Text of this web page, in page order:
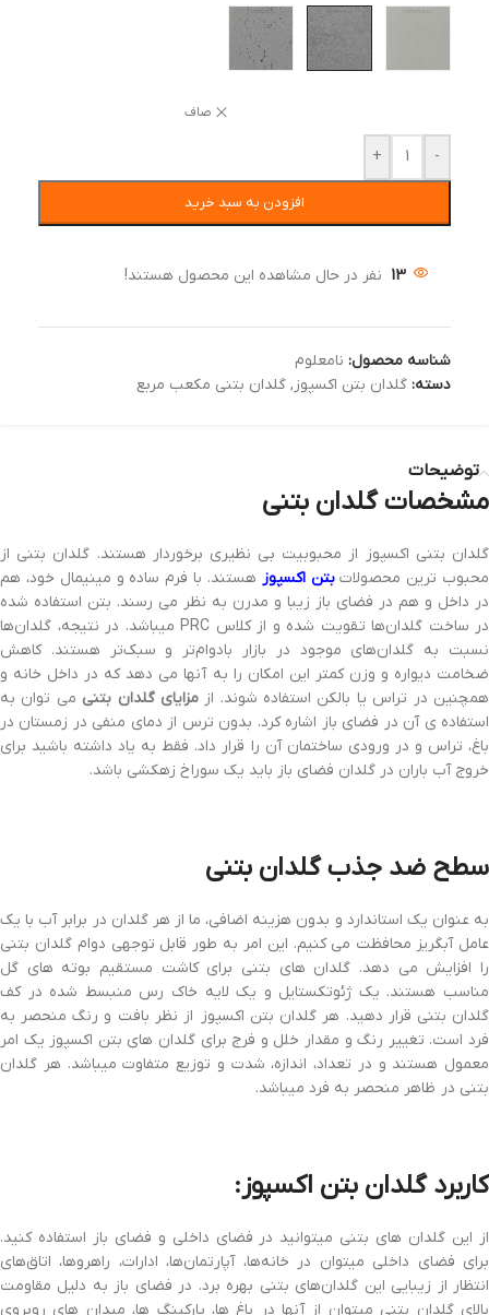
صاف
-
+
افزودن به سبد خرید
13 نفر در حال مشاهده این محصول هستند!
شناسه محصول: نامعلوم
دسته: گلدان بتن اکسپوز, گلدان بتنی مکعب مربع
توضیحات
مشخصات گلدان بتنی
گلدان بتنی اکسپوز از محبوبیت بی نظیری برخوردار هستند. گلدان بتنی از
محبوب ترین محصولاتبتن اکسپوز هستند. با فرم ساده و مینیمال خود، هم
در داخل و هم در فضای باز زیبا و مدرن به نظر می رسند. بتن استفاده شده
در ساخت گلدان‌ها تقویت شده و از کلاس PRC میباشد. در نتیجه، گلدان‌ها
نسبت به گلدان‌های موجود در بازار بادوام‌تر و سبک‌تر هستند. کاهش
ضخامت دیواره و وزن کمتر این امکان را به آنها می دهد که در داخل خانه و
همچنین در تراس یا بالکن استفاده شوند. ازمزایای گلدان بتنی می توان به
استفاده ی آن در فضای باز اشاره کرد. بدون ترس از دمای منفی در زمستان در
باغ، تراس و در ورودی ساختمان آن را قرار داد. فقط به یاد داشته باشید برای
خروج آب باران در گلدان فضای باز باید یک سوراخ زهکشی باشد.
سطح ضد جذب گلدان بتنی
به عنوان یک استاندارد و بدون هزینه اضافی، ما از هر گلدان در برابر آب با یک
عامل آبگریز محافظت می کنیم. این امر به طور قابل توجهی دوام گلدان بتنی
را افزایش می دهد. گلدان های بتنی برای کاشت مستقیم بوته های گل
مناسب هستند. یک ژئوتکستایل و یک لایه خاک رس منبسط شده در کف
گلدان بتنی قرار دهید. هر گلدان بتن اکسپوز از نظر بافت و رنگ منحصر به
فرد است. تغییر رنگ و مقدار خلل و فرج برای گلدان های بتن اکسپوز یک امر
معمول هستند و در تعداد، اندازه، شدت و توزیع متفاوت میباشد. هر گلدان
بتنی در ظاهر منحصر به فرد میباشد.
کاربرد گلدان بتن اکسپوز:
از این گلدان های بتنی میتوانید در فضای داخلی و فضای باز استفاده کنید.
برای فضای داخلی میتوان در خانه‌ها، آپارتمان‌ها، ادارات، راهروها، اتاق‌های
انتظار از زیبایی این گلدان‌های بتنی بهره برد. در فضای باز به دلیل مقاومت
بالای گلدان بتنی میتوان از آنها در باغ ها، پارکینگ ها، میدان های روبروی